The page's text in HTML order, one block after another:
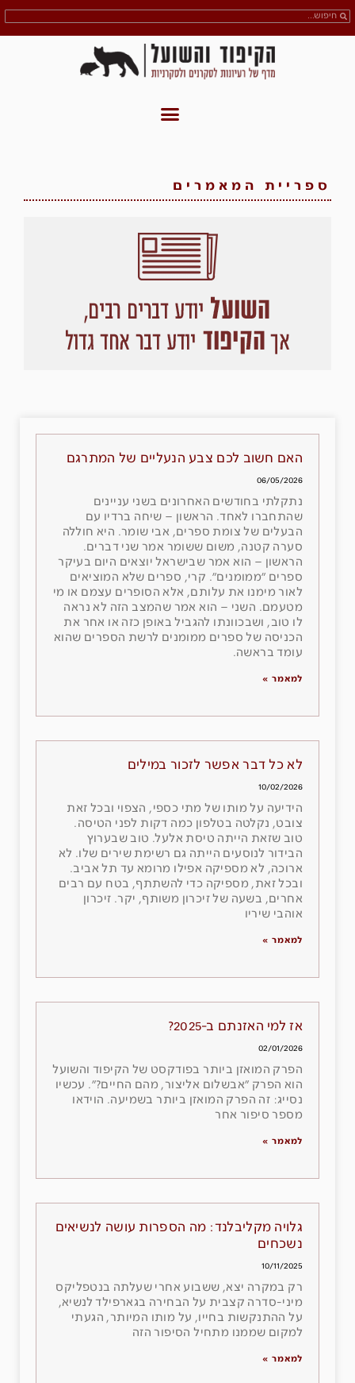
ספריית המאמרים
האם חשוב לכם צבע הנעליים של המתרגם
06/05/2026
נתקלתי בחודשים האחרונים בשני עניינים
שהתחברו לאחד. הראשון – שיחה ברדיו עם
הבעלים של צומת ספרים, אבי שומר. היא חוללה
סערה קטנה, משום ששומר אמר שני דברים.
הראשון – הוא אמר שבישראל יוצאים היום בעיקר
ספרים ״ממומנים״. קרי, ספרים שלא המוציאים
לאור מימנו את עלותם, אלא הסופרים עצמם או מי
מטעמם. השני – הוא אמר שהמצב הזה לא נראה
לו טוב, ושבכוונתו להגביל באופן כזה או אחר את
הכניסה של ספרים ממומנים לרשת הספרים שהוא
עומד בראשה.
למאמר »
לא כל דבר אפשר לזכור במילים
10/02/2026
הידיעה על מותו של מתי כספי, הצפוי ובכל זאת
צובט, נקלטה בטלפון כמה דקות לפני הטיסה.
טוב שזאת הייתה טיסת אלעל. טוב שבערוץ
הבידור לנוסעים הייתה גם רשימת שירים שלו. לא
ארוכה, לא מספיקה אפילו מרומא עד תל אביב.
ובכל זאת, מספיקה כדי להשתתף, בטח עם רבים
אחרים, בשעה של זיכרון משותף, יקר. זיכרון
אוהבי שיריו
למאמר »
אז למי האזנתם ב-2025?
02/01/2026
הפרק המואזן ביותר בפודקסט של הקיפוד והשועל
הוא הפרק ״אבשלום אליצור, מהם החיים?״. עכשיו
נסייג: זה הפרק המואזן ביותר בשמיעה. הוידאו
מספר סיפור אחר
למאמר »
גלויה מקליבלנד: מה הספרות עושה לנשיאים
נשכחים
10/11/2025
רק במקרה יצא, ששבוע אחרי שעלתה בנטפליקס
מיני-סדרה קצבית על הבחירה בגארפילד לנשיא,
על ההתנקשות בחייו, על מותו המיותר, הגעתי
למקום שממנו מתחיל הסיפור הזה
למאמר »